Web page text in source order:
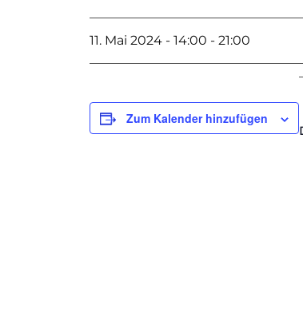
11. Mai 2024 - 14:00 - 21:00
Zum Kalender hinzufügen